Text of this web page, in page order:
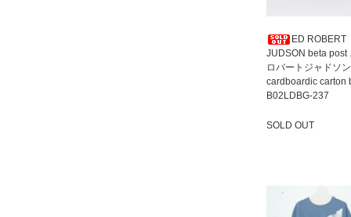
ED ROBERT
JUDSON beta post
ロバートジャドソン
cardboardic carton
B02LDBG-237
SOLD OUT